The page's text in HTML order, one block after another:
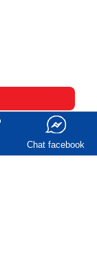
Chat facebook